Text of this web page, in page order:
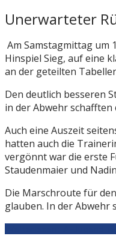
Unerwarteter
Am Samstagmittag um
Hinspiel Sieg, auf eine
an der geteilten
Den deutlich besseren
in der Abwehr schafften
Auch eine Auszeit
hatten auch die
vergönnt war die erste
Staudenmaier und
Die Marschroute für
glauben. In der Abwehr